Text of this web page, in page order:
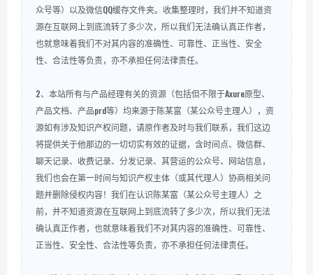
众号等）以及微信QQ缓存文件夹。收集整理时，我们并不知道资
源在互联网上到底流转了多少次，所以我们无法确认真正作者，
也就意味着我们不对其内容的准确性、可靠性、正当性、安全
性、合法性等负责，亦不承担任何法律责任。
2、本站所有与产品经理有关的资源（包括但不限于Axure原型、
产品文档、产品prd等）均来源于陈某富（某公众号主理人），资
源如有涉及知识产权问题，请原作者及时与我们联系，我们这边
将提供关于他那边的一切切实有效的证据，含时间点、微信群、
聊天记录、收费记录、分发记录、其营运的公众号、网站信息，
我们也会在第一时间与知识产权主体（或其代理人）协商相关问
题并删除侵权内容！我们在认识陈某富（某公众号主理人）之
前，并不知道资源在互联网上到底流转了多少次，所以我们无法
确认真正作者，也就意味着我们不对其内容的准确性、可靠性、
正当性、安全性、合法性等负责，亦不承担任何法律责任。